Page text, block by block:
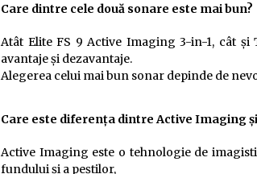
Care dintre cele două sonare este mai bun?
Atât Elite FS 9 Active Imaging 3-in-1, cât
avantaje și dezavantaje.
Alegerea celui mai bun sonar depinde de
Care este diferența dintre Active Imaging
Active Imaging este o tehnologie de
fundului și a peștilor,